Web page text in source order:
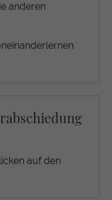
anderen
auf den